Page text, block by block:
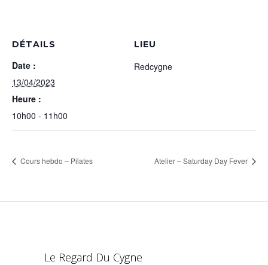
DÉTAILS
Date :
13/04/2023
Heure :
10h00 - 11h00
LIEU
Redcygne
Cours hebdo – Pilates Atelier – Saturday Day Fever
Le Regard Du Cygne